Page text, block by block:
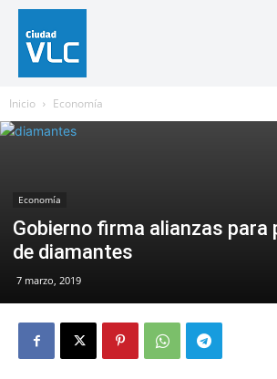
Inicio Economía
Economía
Gobierno firma alianzas para
de diamantes
7 marzo, 2019